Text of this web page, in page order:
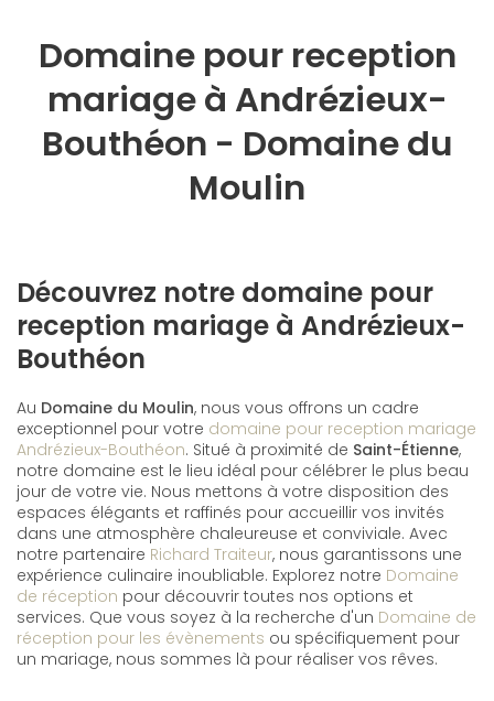
Domaine pour reception
mariage à Andrézieux-
Bouthéon - Domaine du
Moulin
Découvrez notre domaine pour
reception mariage à Andrézieux-
Bouthéon
Au Domaine du Moulin, nous vous offrons un cadre
exceptionnel pour votre domaine pour reception mariage
Andrézieux-Bouthéon. Situé à proximité de Saint-Étienne,
notre domaine est le lieu idéal pour célébrer le plus beau
jour de votre vie. Nous mettons à votre disposition des
espaces élégants et raffinés pour accueillir vos invités
dans une atmosphère chaleureuse et conviviale. Avec
notre partenaire Richard Traiteur, nous garantissons une
expérience culinaire inoubliable. Explorez notre Domaine
de réception pour découvrir toutes nos options et
services. Que vous soyez à la recherche d'un Domaine de
réception pour les évènements ou spécifiquement pour
un mariage, nous sommes là pour réaliser vos rêves.